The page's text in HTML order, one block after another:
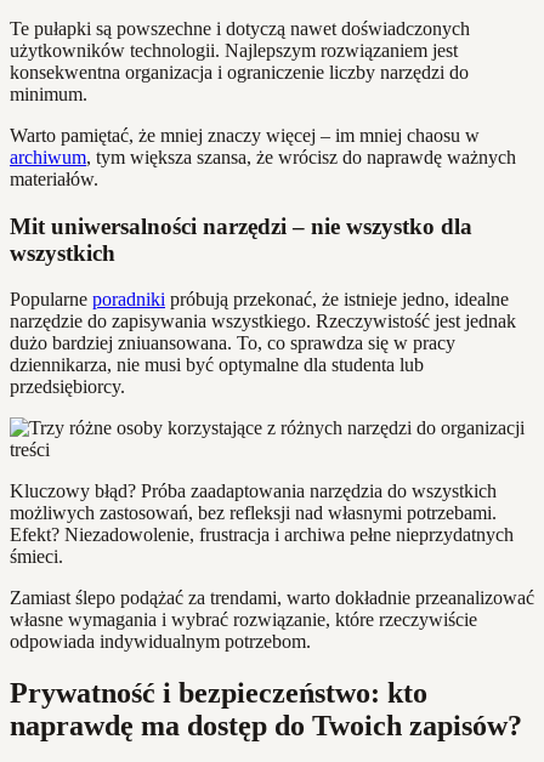
Te pułapki są powszechne i dotyczą nawet doświadczonych
użytkowników technologii. Najlepszym rozwiązaniem jest
konsekwentna organizacja i ograniczenie liczby narzędzi do
minimum.
Warto pamiętać, że mniej znaczy więcej – im mniej chaosu w
archiwum, tym większa szansa, że wrócisz do naprawdę ważnych
materiałów.
Mit uniwersalności narzędzi – nie wszystko dla
wszystkich
Popularne poradniki próbują przekonać, że istnieje jedno, idealne
narzędzie do zapisywania wszystkiego. Rzeczywistość jest jednak
dużo bardziej zniuansowana. To, co sprawdza się w pracy
dziennikarza, nie musi być optymalne dla studenta lub
przedsiębiorcy.
Kluczowy błąd? Próba zaadaptowania narzędzia do wszystkich
możliwych zastosowań, bez refleksji nad własnymi potrzebami.
Efekt? Niezadowolenie, frustracja i archiwa pełne nieprzydatnych
śmieci.
Zamiast ślepo podążać za trendami, warto dokładnie przeanalizować
własne wymagania i wybrać rozwiązanie, które rzeczywiście
odpowiada indywidualnym potrzebom.
Prywatność i bezpieczeństwo: kto
naprawdę ma dostęp do Twoich zapisów?